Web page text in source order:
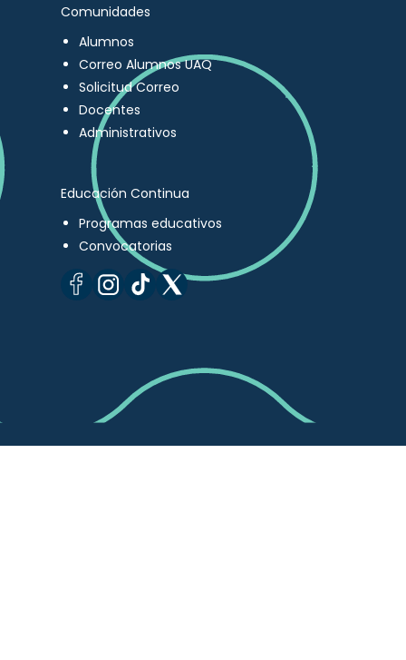
Comunidades
Alumnos
Correo Alumnos UAQ
Solicitud Correo
Docentes
Administrativos
Educación Continua
Programas educativos
Convocatorias